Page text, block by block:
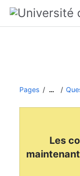
Pages …
Les